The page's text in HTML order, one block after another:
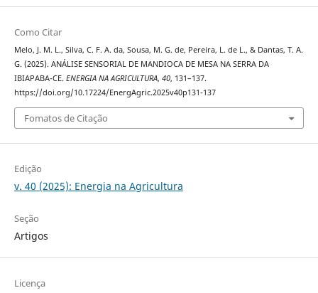
Como Citar
Melo, J. M. L., Silva, C. F. A. da, Sousa, M. G. de, Pereira, L. de L., & Dantas, T. A.
G. (2025). ANÁLISE SENSORIAL DE MANDIOCA DE MESA NA SERRA DA
IBIAPABA-CE. ENERGIA NA AGRICULTURA, 40, 131–137.
https://doi.org/10.17224/EnergAgric.2025v40p131-137
Fomatos de Citação
Edição
v. 40 (2025): Energia na Agricultura
Seção
Artigos
Licença